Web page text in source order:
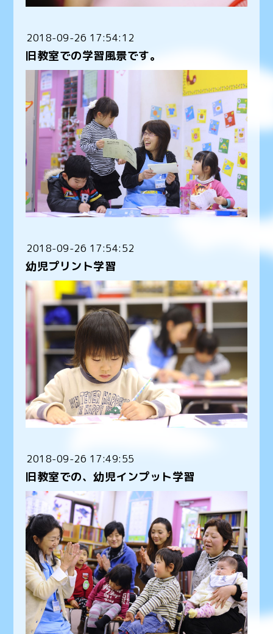
2018-09-26 17:54:12
旧教室での学習風景です。
2018-09-26 17:54:52
幼児プリント学習
2018-09-26 17:49:55
旧教室での、幼児インプット学習